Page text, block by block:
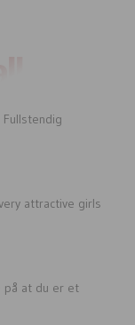
attractive girls
på at du er et